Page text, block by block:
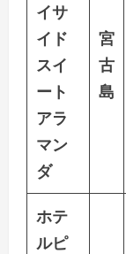
イサ
イド
スイ
ート
アラ
マン
ダ
宮
古
島
ホテ
ルピ